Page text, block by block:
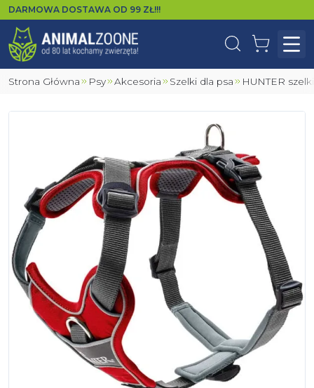
DARMOWA DOSTAWA OD 99 ZŁ!!!
WyszukajKoszyk
Strona Główna Psy Akcesoria Szelki dla psa HUNTER